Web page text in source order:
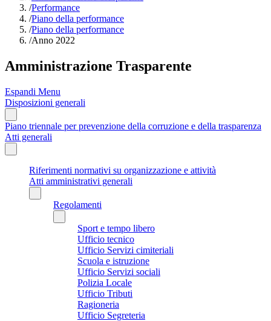
/Performance
/Piano della performance
/Piano della performance
/Anno 2022
Amministrazione Trasparente
Espandi Menu
Disposizioni generali
Piano triennale per prevenzione della corruzione e della trasparenza
Atti generali
Riferimenti normativi su organizzazione e attività
Atti amministrativi generali
Regolamenti
Sport e tempo libero
Ufficio tecnico
Ufficio Servizi cimiteriali
Scuola e istruzione
Ufficio Servizi sociali
Polizia Locale
Ufficio Tributi
Ragioneria
Ufficio Segreteria